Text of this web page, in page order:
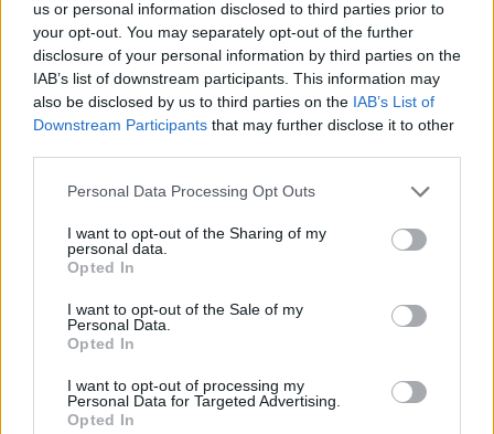
us or personal information disclosed to third parties prior to
your opt-out. You may separately opt-out of the further
disclosure of your personal information by third parties on the
IAB’s list of downstream participants. This information may
also be disclosed by us to third parties on the IAB’s List of
Downstream Participants that may further disclose it to other
Please note that this website/app uses one or more Google
not limited to your visit or usage behaviour. You may click to
grant or deny consent to Google and its third-party tags to
use your data for below specified purposes in below Google
consent section.
Personal Data Processing Opt Outs
I want to opt-out of the Sharing of my
personal data.
Opted In
I want to opt-out of the Sale of my
Personal Data.
Opted In
I want to opt-out of processing my
Personal Data for Targeted Advertising.
Opted In